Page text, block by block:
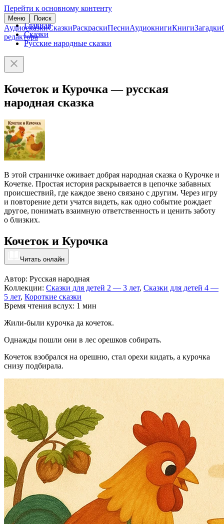
Перейти к основному контенту
Меню Поиск
АудиосказкиСказкиРаскраскиПесниАудиокнигиКнигиЗагадки
редактора
Главная
Сказки
Русские народные сказки
Кочеток и Курочка — русская
народная сказка
В этой страничке оживает добрая народная сказка о Курочке и
Кочетке. Простая история раскрывается в цепочке забавных
происшествий, где каждое звено связано с другим. Через игру
и повторение дети учатся видеть, как одно событие рождает
другое, понимать взаимную ответственность и ценить заботу
о близких.
Кочеток и Курочка
Читать онлайн
Автор: Русская народная
Коллекции: Сказки для детей 2 — 3 лет, Сказки для детей 4 —
5 лет, Короткие сказки
Время чтения вслух: 1 мин
Жили-были курочка да кочеток.
Однажды пошли они в лес орешков собирать.
Кочеток взобрался на орешню, стал орехи кидать, а курочка
снизу подбирала.